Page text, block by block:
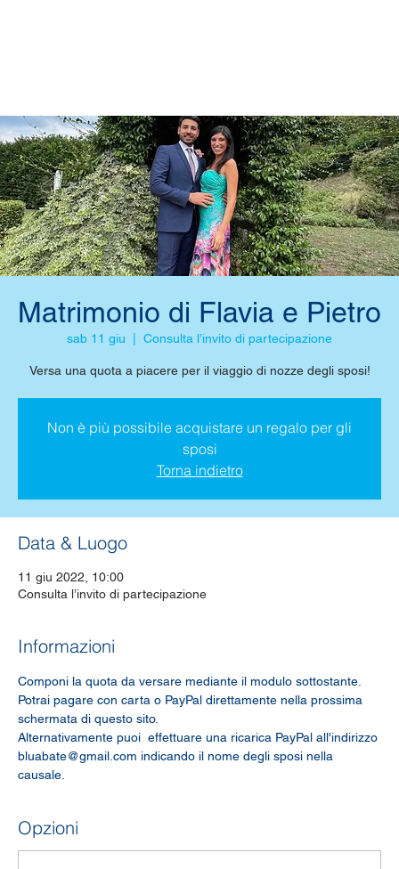
Matrimonio di Flavia e Pietro
sab 11 giu Consulta l’invito di partecipazione
Versa una quota a piacere per il viaggio di nozze degli sposi!
Non è più possibile acquistare un regalo per gli
sposi
Torna indietro
Data & Luogo
11 giu 2022, 10:00
Consulta l’invito di partecipazione
Informazioni
Componi la quota da versare mediante il modulo sottostante.
Potrai pagare con carta o PayPal direttamente nella prossima
schermata di questo sito.
Alternativamente puoi  effettuare una ricarica PayPal all'indirizzo
bluabate@gmail.com indicando il nome degli sposi nella
causale.
Opzioni